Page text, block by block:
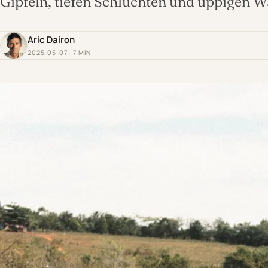
Aric Dairon
2025-05-07 · 7 MIN